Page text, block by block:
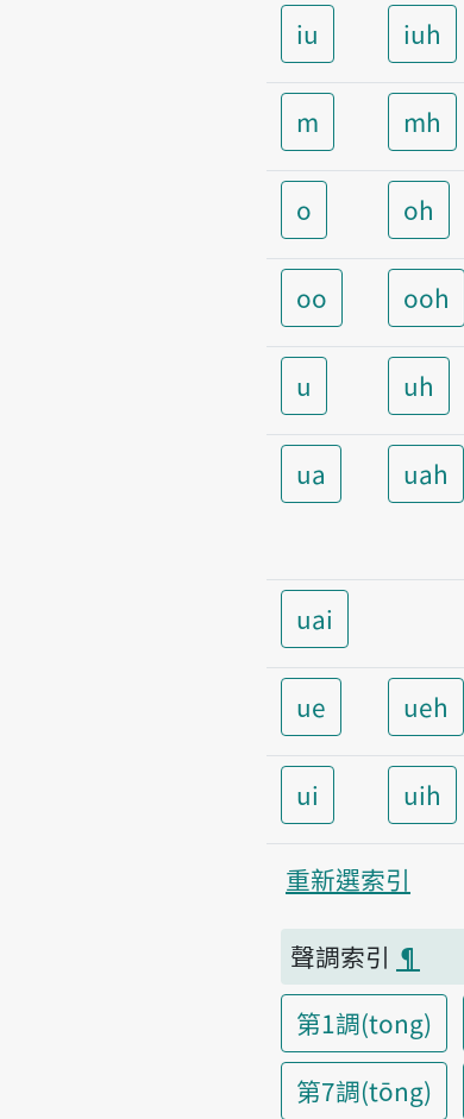
iu iuh
m mh
o oh
oo ooh
u uh
ua uah
uai
ue ueh
ui uih
重新選索引
聲調索引 ¶
第1調(tong)
第7調(tōng)